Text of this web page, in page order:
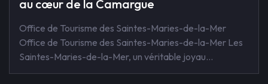
au cœur de la Camargue
Office de Tourisme des Saintes-Maries-de-la-Mer
Office de Tourisme des Saintes-Maries-de-la-Mer Les
Saintes-Maries-de-la-Mer, un véritable joyau…